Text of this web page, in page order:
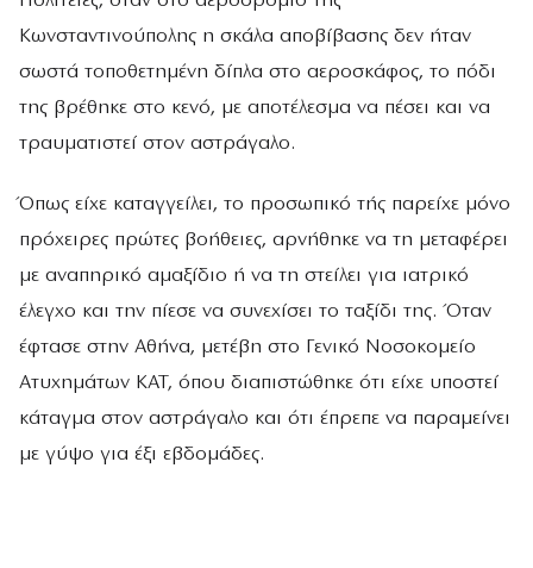
Κωνσταντινούπολης η σκάλα αποβίβασης δεν ήταν
σωστά τοποθετημένη δίπλα στο αεροσκάφος, το πόδι
της βρέθηκε στο κενό, με αποτέλεσμα να πέσει και να
τραυματιστεί στον αστράγαλο.
Όπως είχε καταγγείλει, το προσωπικό τής παρείχε μόνο
πρόχειρες πρώτες βοήθειες, αρνήθηκε να τη μεταφέρει
με αναπηρικό αμαξίδιο ή να τη στείλει για ιατρικό
έλεγχο και την πίεσε να συνεχίσει το ταξίδι της. Όταν
έφτασε στην Αθήνα, μετέβη στο Γενικό Νοσοκομείο
Ατυχημάτων ΚΑΤ, όπου διαπιστώθηκε ότι είχε υποστεί
κάταγμα στον αστράγαλο και ότι έπρεπε να παραμείνει
με γύψο για έξι εβδομάδες.